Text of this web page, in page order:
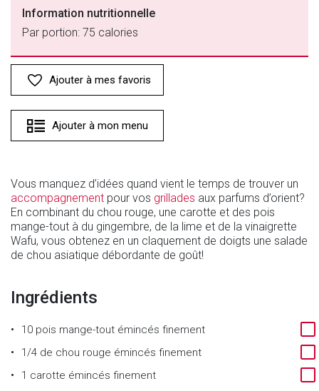
Information nutritionnelle
Par portion: 75 calories
Ajouter à mes favoris
Ajouter à mon menu
Vous manquez d’idées quand vient le temps de trouver un
accompagnement pour vos grillades aux parfums d’orient?
En combinant du chou rouge, une carotte et des pois
mange-tout à du gingembre, de la lime et de la vinaigrette
Wafu, vous obtenez en un claquement de doigts une salade
de chou asiatique débordante de goût!
Ingrédients
10 pois mange-tout émincés finement
1/4 de chou rouge émincés finement
1 carotte émincés finement